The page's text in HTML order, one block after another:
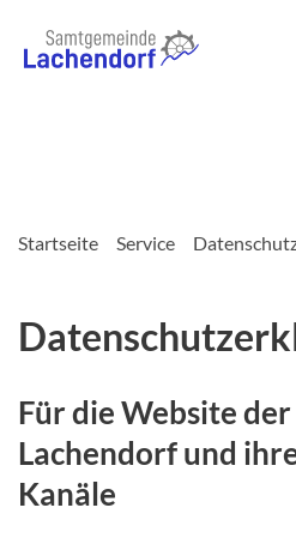
Startseite Service
Für die Website
Lachendorf und
Kanäle